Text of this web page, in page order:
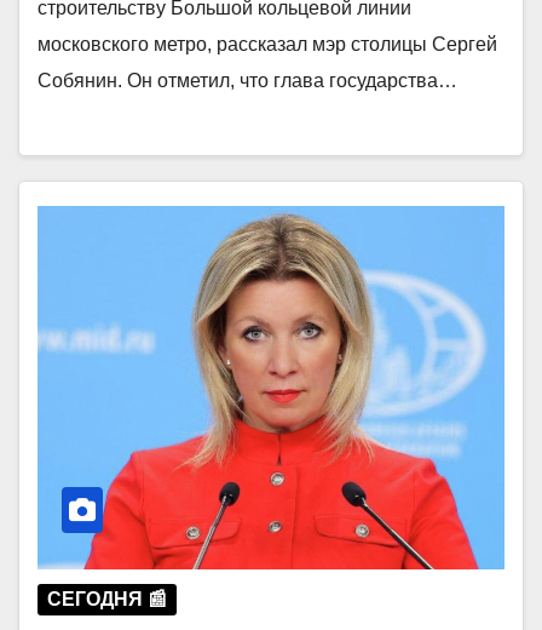
строительству Большой кольцевой линии
московского метро, рассказал мэр столицы Сергей
Собянин. Он отметил, что глава государства…
СЕГОДНЯ 📰